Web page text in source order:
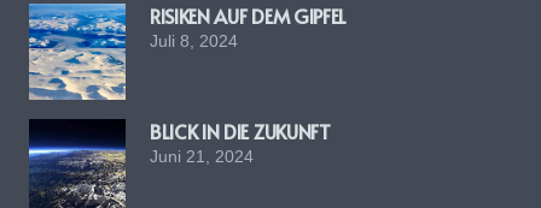
RISIKEN AUF DEM GIPFEL
Juli 8, 2024
BLICK IN DIE ZUKUNFT
Juni 21, 2024